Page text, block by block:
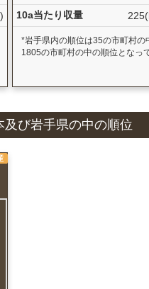
10a当たり収量
*岩手県内の順位は35の市町村の
1805の市町村の中の順位となっ
び岩手県の中の順位